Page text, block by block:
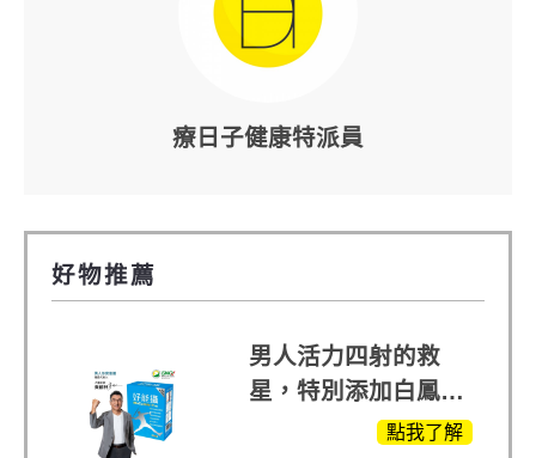
療日子健康特派員
好物推薦
男人活力四射的救
星，特別添加白鳳豆
萃取 五色瑪卡點我了解